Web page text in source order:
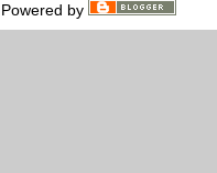
Powered by